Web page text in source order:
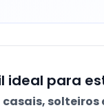
ideal para
casais, solteiros